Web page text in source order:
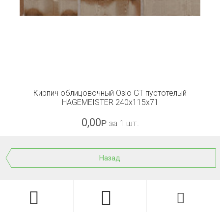
Кирпич облицовочный Oslo GT пустотелый
HAGEMEISTER 240x115x71
0,00Р за 1 шт.
Назад